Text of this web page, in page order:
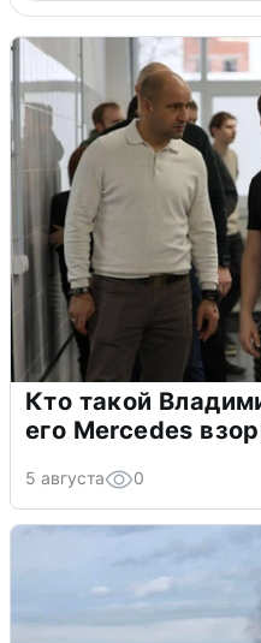
Кто такой
его Mercedes
5 августа 0